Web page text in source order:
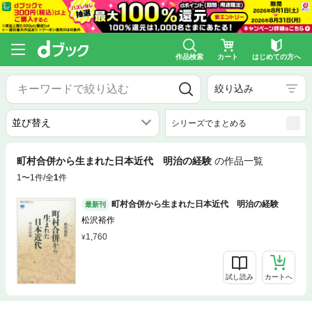
作品検索 カート はじめての方へ
絞り込み
シリーズでまとめる
町村合併から生まれた日本近代 明治の経験 の作品一覧
1〜1件/全1件
最新刊
町村合併から生まれた日本近代 明治の経験
松沢裕作
1,760
試し読み カートへ